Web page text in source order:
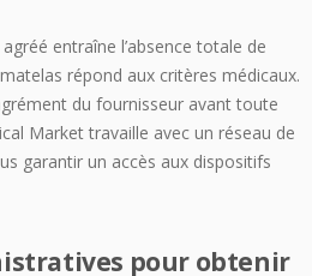
entraîne l’absence totale de
répond aux critères médicaux.
du fournisseur avant toute
Market travaille avec un réseau de
garantir un accès aux dispositifs
pour obtenir